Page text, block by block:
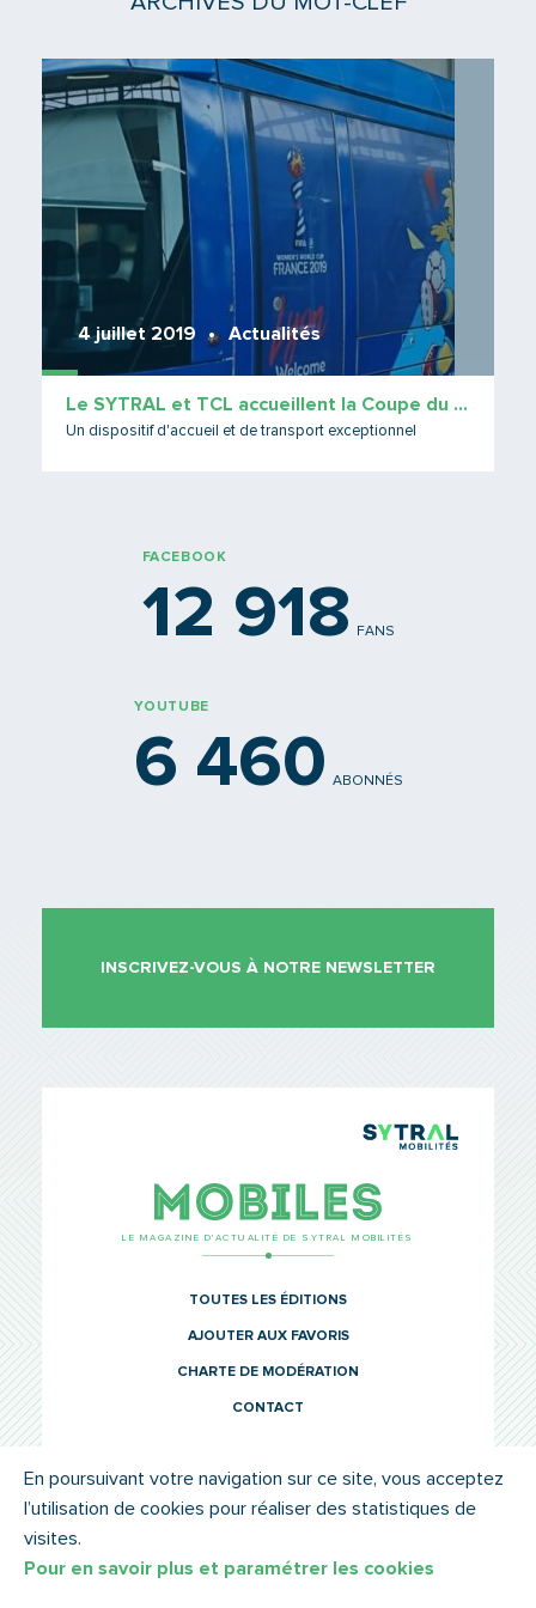
4 juillet 2019 Actualités
Le SYTRAL et TCL accueillent la Coupe du Monde !
Un dispositif d'accueil et de transport exceptionnel
FACEBOOK
12 918 FANS
YOUTUBE
6 460 ABONNÉS
INSCRIVEZ-VOUS À NOTRE NEWSLETTER
LE MAGAZINE D’ACTUALITÉ DE SYTRAL MOBILITÉS
TOUTES LES ÉDITIONS
AJOUTER AUX FAVORIS
CHARTE DE MODÉRATION
CONTACT
© SYTRAL MOBILITÉS 2022 MENTIONS LÉGALES
En poursuivant votre navigation sur ce site, vous acceptez
l’utilisation de cookies pour réaliser des statistiques de
visites.
Pour en savoir plus et paramétrer les cookies